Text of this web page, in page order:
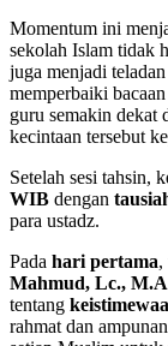
Momentum ini
sekolah Islam tidak
juga menjadi
memperbaiki
guru semakin dekat
kecintaan tersebut
Setelah sesi tahsin,
WIB dengan
para ustadz.
Pada hari pertama,
Mahmud, Lc.,
tentang
rahmat dan